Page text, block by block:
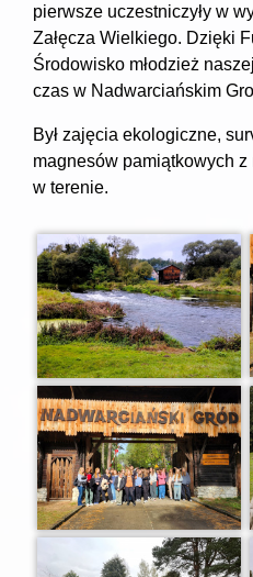
pierwsze uczestniczyły w
Załęcza Wielkiego. Dzięki
Środowisko młodzież
czas w Nadwarciańskim
Był zajęcia ekologiczne,
magnesów pamiątkowych
w terenie.